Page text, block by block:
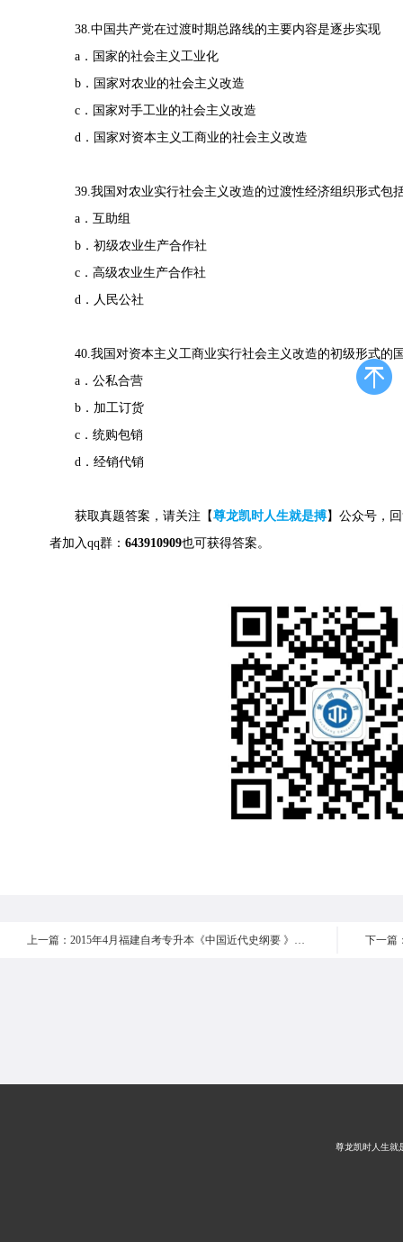
38.中国共产党在过渡时期总路线的主要内容是逐步实现
a．国家的社会主义工业化
b．国家对农业的社会主义改造
c．国家对手工业的社会主义改造
d．国家对资本主义工商业的社会主义改造
39.我国对农业实行社会主义改造的过渡性经济组织形式包
a．互助组
b．初级农业生产合作社
c．高级农业生产合作社
d．人民公社
40.我国对资本主义工商业实行社会主义改造的初级形式的
a．公私合营
b．加工订货
c．统购包销
d．经销代销
获取真题答案，请关注【尊龙凯时人生就是搏】公众号，
者加入qq群： 643910909也可获得答案。
上一篇：2015年4月福建自考专升本《中国近代史纲要 》真题 多选题31-35
尊龙凯时人生就